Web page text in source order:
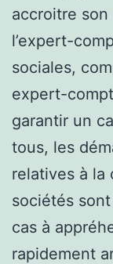
accroitre
l’expert-
sociales,
expert-
garantir un
tous, les
relatives à la
sociétés
cas à
rapidement